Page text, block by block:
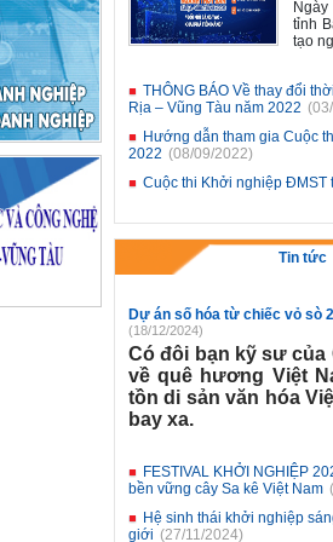
tỉnh
tạo
THÔNG BÁO Về thay đổi
Rịa – Vũng Tàu năm 2022
Hướng dẫn tham gia Cuộc
2022 (08/09/2022)
Cuộc thi Khởi nghiệp ĐMST
Tin tức
Dự án số hóa từ chiếc vỏ sò
(18/12/2024)
Có đôi bạn kỹ sư của
về quê hương Việt
tồn di sản văn hóa
bay xa.
FESTIVAL KHỞI NGHIỆP
bền vững cây Sa kê Việt Nam
Hệ sinh thái khởi nghiệp
giới (27/11/2024)